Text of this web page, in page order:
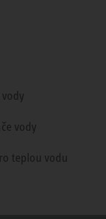
vody
teplou vodu